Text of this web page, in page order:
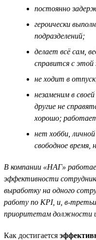
постоянно
героически
подразделений;
делает всё сам,
справится с этой
не ходит в
незаменим в
другие не
хорошо;
нет хобби,
свободное время,
В компании «НАГ»
эффективности
выработку на одного
работу по KPI, и, в-
приоритетам должности и
Как достигается